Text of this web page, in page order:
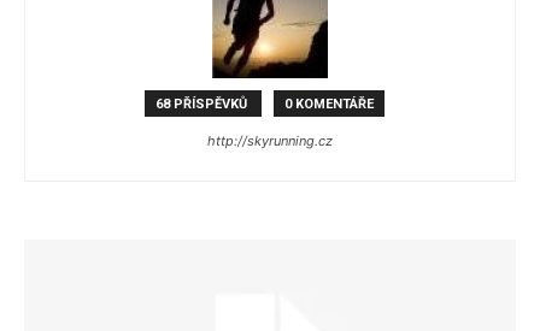
68 PŘÍSPĚVKŮ 0 KOMENTÁŘE
http://skyrunning.cz